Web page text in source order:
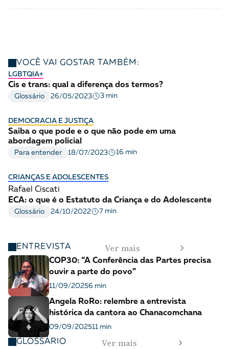
VOCÊ VAI GOSTAR TAMBÉM:
LGBTQIA+
Cis e trans: qual a diferença dos termos?
Glossário 26/05/2023 3 min
DEMOCRACIA E JUSTIÇA
Saiba o que pode e o que não pode em uma
abordagem policial
Para entender 18/07/2023 16 min
CRIANÇAS E ADOLESCENTES
Rafael Ciscati
ECA: o que é o Estatuto da Criança e do Adolescente
Glossário 24/10/2022 7 min
ENTREVISTA Ver mais
COP30: “A Conferência das Partes precisa
ouvir a parte do povo”
11/09/20256 min
Angela RoRo: relembre a entrevista
histórica da cantora ao Chanacomchana
09/09/202511 min
GLOSSÁRIO Ver mais